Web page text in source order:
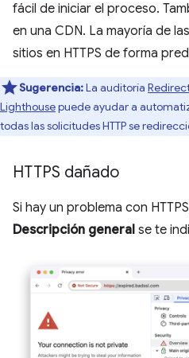
fácil de iniciar el proceso.
en una CDN. La mayoría de
sitios en HTTPS de forma
Sugerencia:La auditoría Redirect
Lighthousepuede ayudar a
todas las solicitudes HTTP se
HTTPS dañado
Si hay un problema con
Descripción general se te